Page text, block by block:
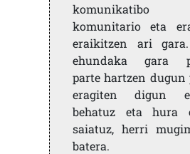
komunitario eta
eraikitzen ari
ehundaka gara
parte hartzen dugun
eragiten digun
behatuz eta hura
saiatuz, herri
batera.